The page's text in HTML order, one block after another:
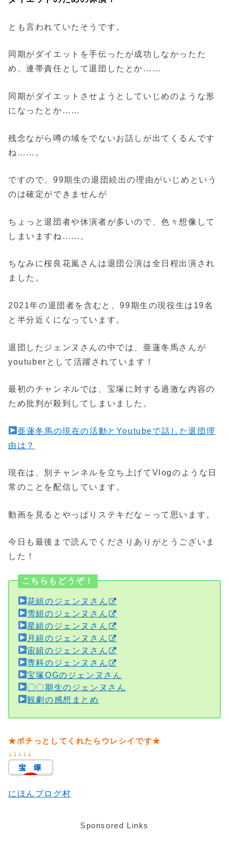
とも言われていたそうです。
同期がダイエットを手伝ったが成功しなかったた
め、連帯責任として退団したとか……
同期がダイエットさせようとしていじめのような形
になったとか……
残念ながら噂の域をでないお話しが出てくるんです
ね……。
ですので、99期生の退団続出の理由がいじめという
のは確定ができませんが
ちょっと退団者や休演者が多いので、色々想像して
しまいますね……。
ちなみに桜良花嵐さんは退団公演は全日程出演され
ました。
2021年の退団者を含むと、99期生の現役生は19名
と半分近くになっています。
退団したジェンヌさんの中では、亜蓮冬馬さんが
youtuberとして活躍されています！
最初のチャンネルでは、宝塚に対する過激な内容の
ため批判が殺到してしまいました。
亜蓮冬馬の現在の活動とYoutubeで話した退団理
由は？
現在は、別チャンネルを立ち上げてVlogのような日
常のことを配信しています。
動画を見るとやっぱりステキだな～って思います。
今日も最後まで読んでくださりありがとうございま
した！
こちらもどうぞ！
花組のジェンヌさん
雪組のジェンヌさん
星組のジェンヌさん
月組のジェンヌさん
宙組のジェンヌさん
専科のジェンヌさん
宝塚OGのジェンヌさん
〇〇期生のジェンヌさん
観劇の感想まとめ
★ポチっとしてくれたらウレシイです★
↓↓↓↓↓
にほんブログ村
Sponsored Links